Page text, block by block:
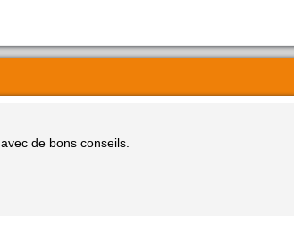
de bons conseils.